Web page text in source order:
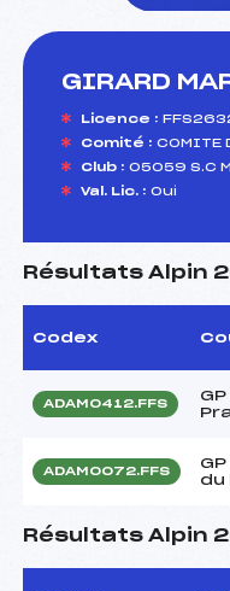
GIRARD
Licence :
Comité : COMITE
Club : 05059 S.C
Val. Lic. : Oui
Résultats Alpin
Codex
ADAM0412.FFS
ADAM0072.FFS
du
Résultats Alpin